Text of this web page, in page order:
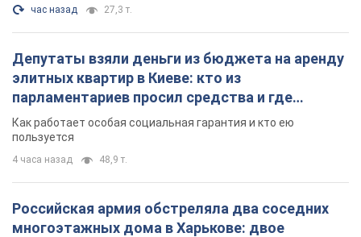
час назад 27,3 т.
Депутаты взяли деньги из бюджета на аренду
элитных квартир в Киеве: кто из
парламентариев просил средства и где
поселился
Как работает особая социальная гарантия и кто ею
пользуется
4 часа назад 48,9 т.
Российская армия обстреляла два соседних
многоэтажных дома в Харькове: двое